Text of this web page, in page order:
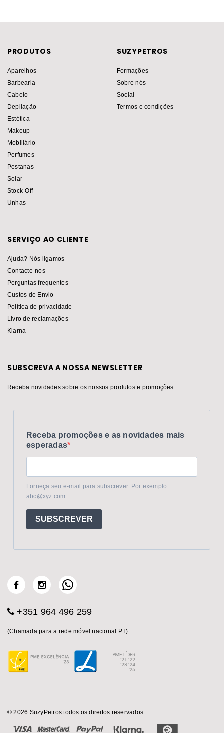
PRODUTOS
Aparelhos
Barbearia
Cabelo
Depilação
Estética
Makeup
Mobiliário
Perfumes
Pestanas
Solar
Stock-Off
Unhas
SUZYPETROS
Formações
Sobre nós
Social
Termos e condições
SERVIÇO AO CLIENTE
Ajuda? Nós ligamos
Contacte-nos
Perguntas frequentes
Custos de Envio
Política de privacidade
Livro de reclamações
Klarna
SUBSCREVA A NOSSA NEWSLETTER
Receba novidades sobre os nossos produtos e promoções.
Receba promoções e as novidades mais
esperadas
Forneça seu e-mail para subscrever. Por exemplo:
abc@xyz.com
SUBSCREVER
+351 964 496 259
(Chamada para a rede móvel nacional PT)
© 2026 SuzyPetros todos os direitos reservados.